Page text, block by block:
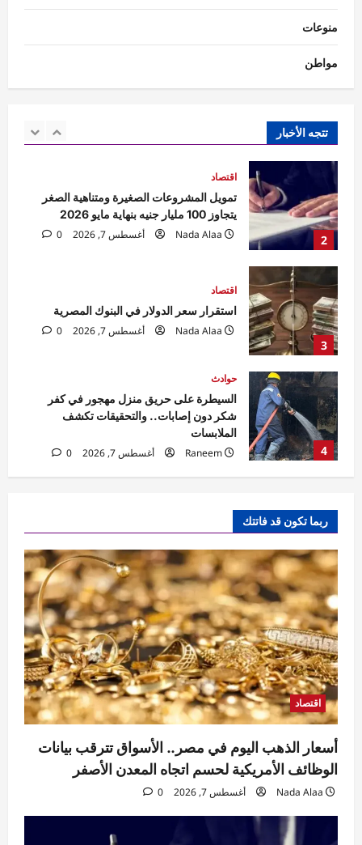
منوعات
مواطن
تتجه الأخبار
1
الأصفر
2
تمويل المشروعات الصغيرة ومتناهية الصغر
0
3
اقتصاد
استقرار سعر الدولار في البنوك المصرية
Nada Alaa
أغسطس 7, 2026
4
السيطرة على حريق منزل مهجور في كفر
شكر دون إصابات.. والتحقيقات تكشف
الملابسات
5
حوادث
مقتل مسن بورسعيد.. العثور على رجل مُقيد
اليدين والقدمين داخل منزله والأمن يكثف
التحريات
Raneem
أغسطس 7, 2026 0
1
الأصفر
Nada Alaa
أغسطس 7, 2026 0
2
اقتصاد
تمويل المشروعات الصغيرة ومتناهية الصغر
يتجاوز 100 مليار جنيه بنهاية مايو 2026
Nada Alaa
أغسطس 7, 2026 0
3
اقتصاد
Nada Alaa
أغسطس 7, 2026 0
حوادث
السيطرة على حريق منزل مهجور في كفر
شكر دون إصابات.. والتحقيقات تكشف
ربما تكون قد فاتتك
اقتصاد
أسعار الذهب اليوم في مصر.. الأسواق تترقب بيانات
الوظائف الأمريكية لحسم اتجاه المعدن الأصفر
Nada Alaa أغسطس 7, 2026 0